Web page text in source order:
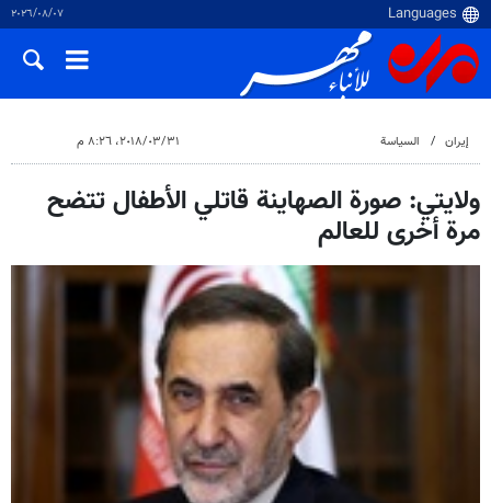
٠٧‏/٠٨‏/٢٠٢٦
إيران السياسة ٣١‏/٠٣‏/٢٠١٨، ٨:٢٦ م
ولايتي: صورة الصهاينة قاتلي الأطفال تتضح
مرة أخرى للعالم